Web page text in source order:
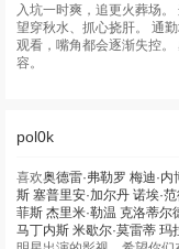
入坑一时爽，追更火葬场
望穿秋水、抓心挠肝。 通
观看，嘴角都会逐渐失控
容。
pol0k
喜欢奥德雷·弗勒罗 梅迪·内
斯 塞普里安·加尔丹 诺埃·
菲斯 杰里米·勒温 克洛蒂尔
马丁内斯 米歇尔·莫雷蒂 玛